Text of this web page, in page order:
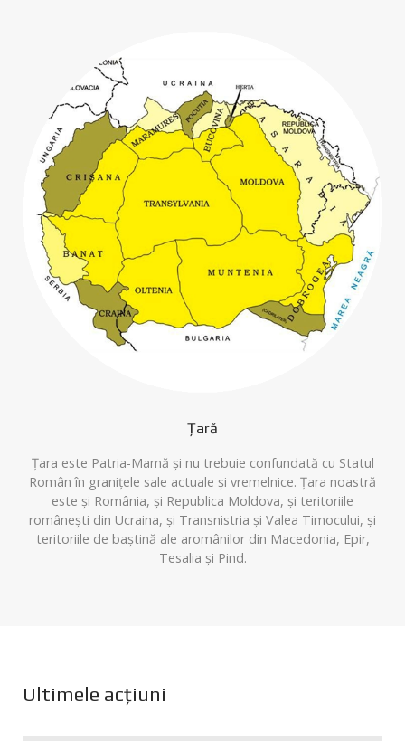
Țară
Țara este Patria-Mamă și nu trebuie confundată cu Statul
Român în granițele sale actuale și vremelnice. Țara noastră
este și România, și Republica Moldova, și teritoriile
românești din Ucraina, și Transnistria și Valea Timocului, și
teritoriile de baștină ale aromânilor din Macedonia, Epir,
Tesalia și Pind.
Ultimele acțiuni